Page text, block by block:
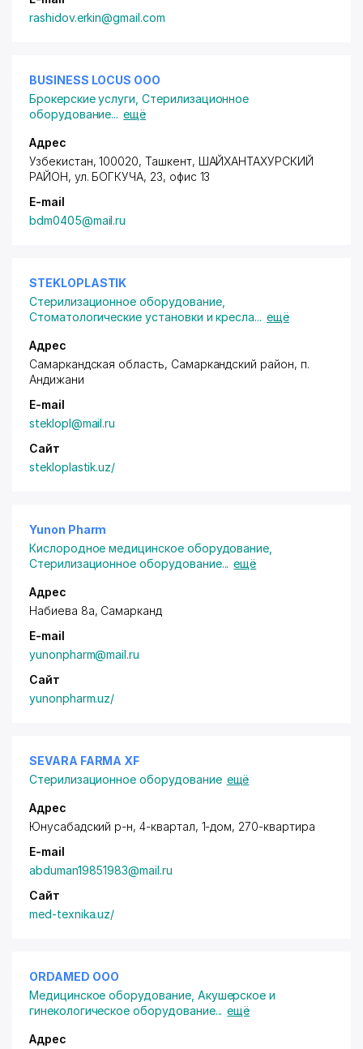
rashidov.erkin@gmail.com
BUSINESS LOCUS ООО
Брокерские услуги ,Стерилизационное
оборудование... ещё
Адрес
Узбекистан, 100020, Ташкент, ШАЙХАНТАХУРСКИЙ
РАЙОН, ул. БОГКУЧА, 23, офис 13
E-mail
bdm0405@mail.ru
STEKLOPLASTIK
Стерилизационное оборудование,
Стоматологические установки и кресла... ещё
Адрес
Самаркандская область, Самаркандский район, п.
Андижани
E-mail
steklopl@mail.ru
Сайт
stekloplastik.uz/
Yunon Pharm
Кислородное медицинское оборудование
Стерилизационное оборудование... ещё
Адрес
Набиева 8а, Самарканд
E-mail
yunonpharm@mail.ru
Сайт
yunonpharm.uz/
SEVARA FARMA XF
Стерилизационное оборудование ещё
Адрес
Юнусабадский р-н, 4-квартал, 1-дом, 270-квартира
E-mail
abduman19851983@mail.ru
Сайт
med-texnika.uz/
ORDAMED ООО
Медицинское оборудование, Акушерское и
гинекологическое оборудование... ещё
Адрес